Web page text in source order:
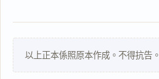
以上正本係照原本作成。不得抗告。